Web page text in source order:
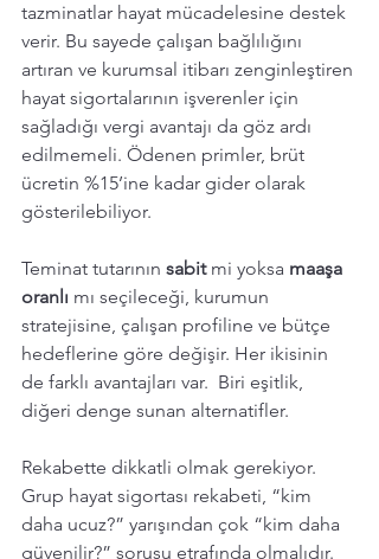
tazminatlar hayat mücadelesine destek
verir. Bu sayede çalışan bağlılığını
artıran ve kurumsal itibarı zenginleştiren
hayat sigortalarının işverenler için
sağladığı vergi avantajı da göz ardı
edilmemeli. Ödenen primler, brüt
ücretin %15’ine kadar gider olarak
gösterilebiliyor.
Teminat tutarının sabit mi yoksa maaşa
oranlı mı seçileceği, kurumun
stratejisine, çalışan profiline ve bütçe
hedeflerine göre değişir. Her ikisinin
de farklı avantajları var.  Biri eşitlik,
diğeri denge sunan alternatifler.
Rekabette dikkatli olmak gerekiyor.
Grup hayat sigortası rekabeti, “kim
daha ucuz?” yarışından çok “kim daha
güvenilir?” sorusu etrafında olmalıdır.